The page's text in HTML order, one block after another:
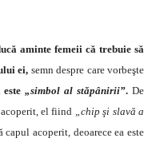
aminte femeii că trebuie să
ei, semn despre care vorbeşte
„simbol al stăpânirii”. De
el fiind
„chip şi slavă a
capul acoperit, deoarece ea este